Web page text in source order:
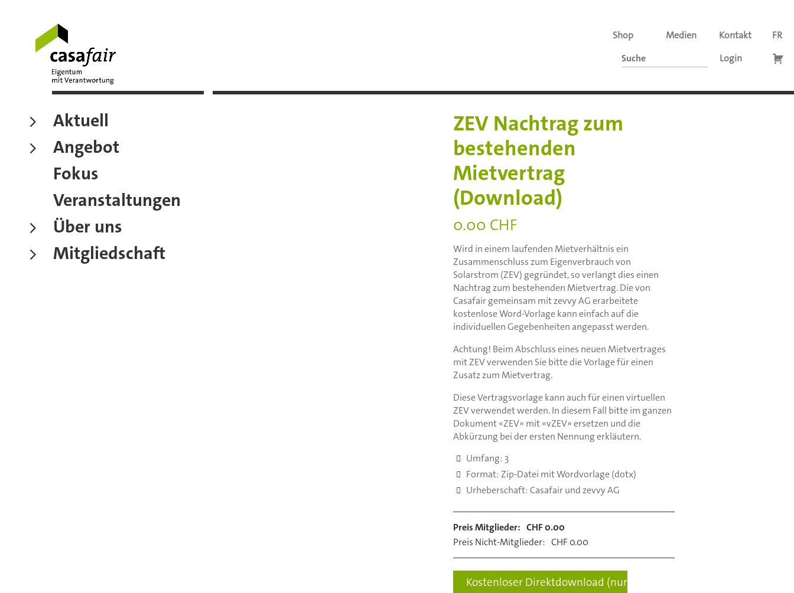
Aktuell
Angebot
Fokus
Veranstaltungen
Über uns
Mitgliedschaft
Shop Medien Kontakt
FR
Login
ZEV Nachtrag zum
bestehenden
Mietvertrag
(Download)
0.00 CHF
Wird in einem laufenden Mietverhältnis ein
Zusammenschluss zum Eigenverbrauch von
Solarstrom (ZEV) gegründet, so verlangt dies einen
Nachtrag zum bestehenden Mietvertrag. Die von
Casafair gemeinsam mit zevvy AG erarbeitete
kostenlose Word-Vorlage kann einfach auf die
individuellen Gegebenheiten angepasst werden.
Achtung! Beim Abschluss eines neuen Mietvertrages
mit ZEV verwenden Sie bitte die Vorlage für einen
Zusatz zum Mietvertrag.
Diese Vertragsvorlage kann auch für einen virtuellen
ZEV verwendet werden. In diesem Fall bitte im ganzen
Dokument «ZEV» mit «vZEV» ersetzen und die
Abkürzung bei der ersten Nennung erkläutern.
Umfang: 3
Format: Zip-Datei mit Wordvorlage (dotx)
Urheberschaft: Casafair und zevvy AG
Preis Mitglieder: CHF 0.00
Preis Nicht-Mitglieder: CHF 0.00
Kostenloser Direktdownload (nur